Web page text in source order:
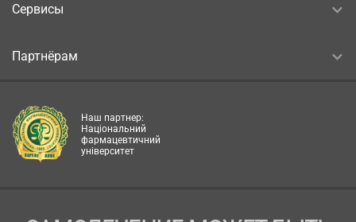
Сервисы
Партнёрам
Наш партнер:
Національний
фармацевтичний
університет